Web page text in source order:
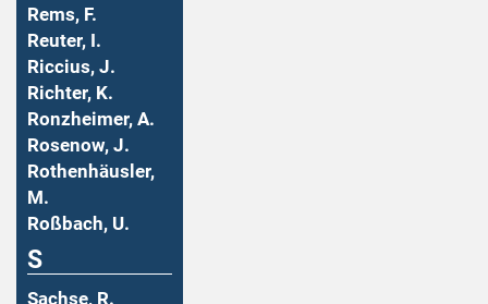
Rems, F.
Reuter, I.
Riccius, J.
Richter, K.
Ronzheimer, A.
Rosenow, J.
Rothenhäusler,
M.
Roßbach, U.
S
Sachse, R.